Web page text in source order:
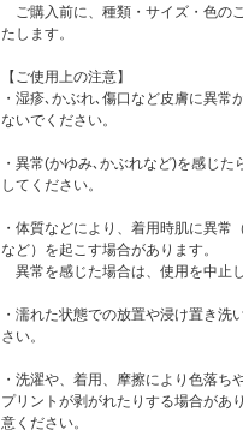
ご購入前に、種類・サイズ・色の
たします。
【ご使用上の注意】
・湿疹､かぶれ､傷口など皮膚に異常
ないでください。
・異常(かゆみ､かぶれなど)を感じた
してください。
・体質などにより、着用時肌に異常
など）を起こす場合があります。
異常を感じた場合は、使用を中止
・濡れた状態での放置や浸け置き洗
さい。
・洗濯や、着用、摩擦により色落ち
プリントが剥がれたりする場合があ
意ください。